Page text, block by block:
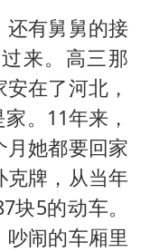
还有舅舅的接
来。高三那
在了河北，
。11年来，
她都要回家
克牌，从当年
5的动车。
闹的车厢里